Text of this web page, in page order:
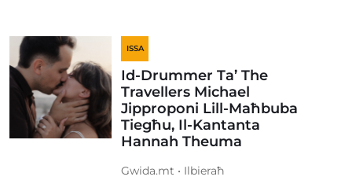
ISSA
Id-Drummer Ta’ The
Travellers Michael
Jipproponi Lill-Maħbuba
Tiegħu, Il-Kantanta
Hannah Theuma
Gwida.mt • Ilbieraħ